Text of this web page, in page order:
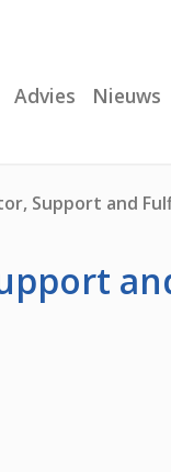
Advies Nieuws
Support and